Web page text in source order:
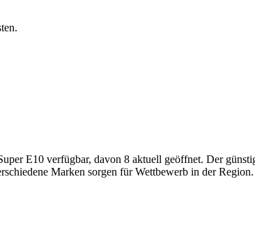
E10 verfügbar, davon 8 aktuell geöffnet. Der
Marken sorgen für Wettbewerb in der